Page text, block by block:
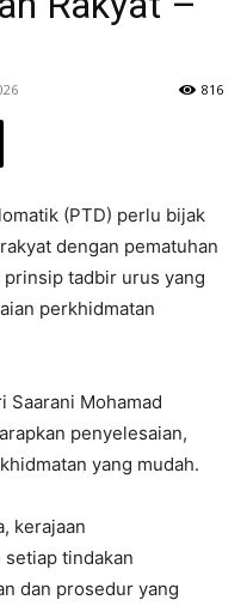
816
(PTD) perlu bijak
dengan pematuhan
tadbir urus yang
perkhidmatan
Saarani Mohamad
penyelesaian,
yang mudah.
kerajaan
tindakan
dan prosedur yang